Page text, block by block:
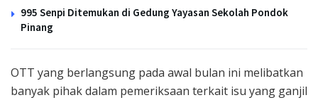
995 Senpi Ditemukan di Gedung Yayasan Sekolah Pondok
Pinang
OTT yang berlangsung pada awal bulan ini melibatkan
banyak pihak dalam pemeriksaan terkait isu yang ganjil